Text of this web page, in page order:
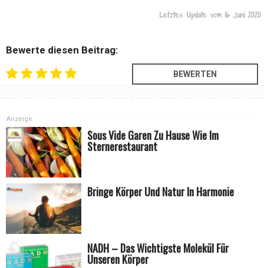
Letztes Update vom 16 Juni 2020
Bewerte diesen Beitrag:
Sous Vide Garen Zu Hause Wie Im
Sternerestaurant
Bringe Körper Und Natur In Harmonie
Anzeige
NADH – Das Wichtigste Molekül Für
Unseren Körper